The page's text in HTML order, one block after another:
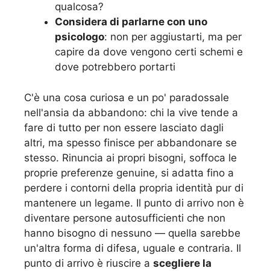
qualcosa?
Considera di parlarne con uno
psicologo: non per aggiustarti, ma per
capire da dove vengono certi schemi e
dove potrebbero portarti
C'è una cosa curiosa e un po' paradossale
nell'ansia da abbandono: chi la vive tende a
fare di tutto per non essere lasciato dagli
altri, ma spesso finisce per abbandonare se
stesso. Rinuncia ai propri bisogni, soffoca le
proprie preferenze genuine, si adatta fino a
perdere i contorni della propria identità pur di
mantenere un legame. Il punto di arrivo non è
diventare persone autosufficienti che non
hanno bisogno di nessuno — quella sarebbe
un'altra forma di difesa, uguale e contraria. Il
punto di arrivo è riuscire a scegliere la